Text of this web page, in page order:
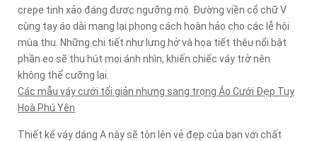
crepe tinh xảo đáng được ngưỡng mộ. Đường viền cổ chữ V
cùng tay áo dài mang lại phong cách hoàn hảo cho các lễ hội
mùa thu. Những chi tiết như lưng hở và họa tiết thêu nổi bật
phần eo sẽ thu hút mọi ánh nhìn, khiến chiếc váy trở nên
không thể cưỡng lại.
Các mẫu váy cưới tối giản nhưng sang trọng Áo Cưới Đẹp Tuy
Hoà Phú Yên
Thiết kế váy dáng A này sẽ tôn lên vẻ đẹp của bạn với chất